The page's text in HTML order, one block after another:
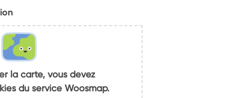
la carte, vous devez
du service Woosmap.